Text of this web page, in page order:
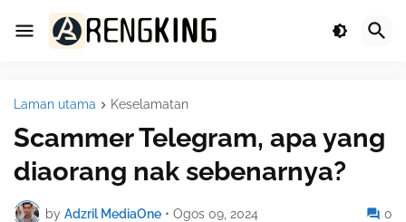
Laman utama Keselamatan
Scammer Telegram, apa yang
diaorang nak sebenarnya?
by Adzril MediaOne • Ogos 09, 2024 0